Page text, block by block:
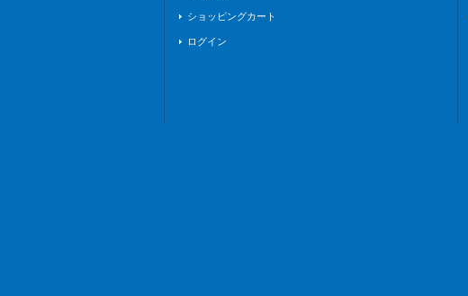
ショッピングカート
ログイン